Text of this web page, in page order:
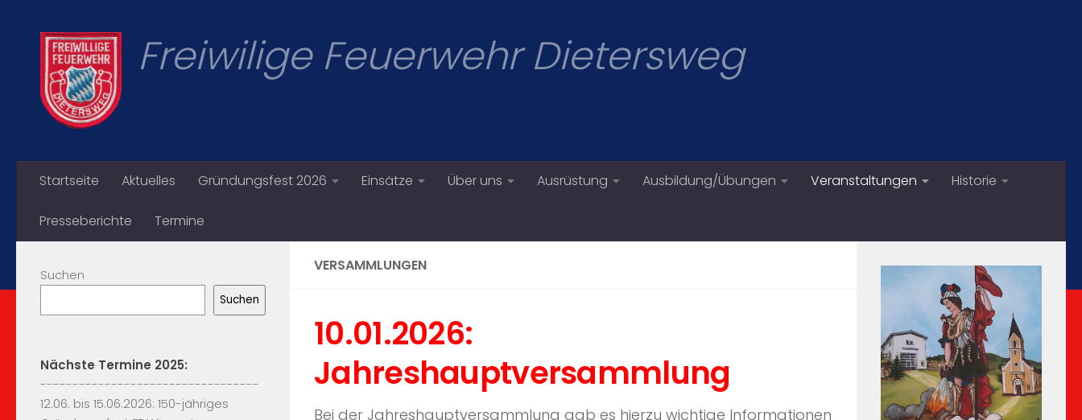
Freiwilige Feuerwehr Dietersweg
Startseite Aktuelles Gründungsfest 2026 Einsätze Über uns Ausrüstung Ausbildung/Übungen Veranstaltungen Historie
Presseberichte Termine
VERSAMMLUNGEN
10.01.2026:
Jahreshauptversammlung
Bei der Jahreshauptversammlung gab es hierzu wichtige Informationen
Suchen
Suchen
Nächste Termine 2025:
----------------------------------
12.06. bis 15.06.2026: 150-jähriges